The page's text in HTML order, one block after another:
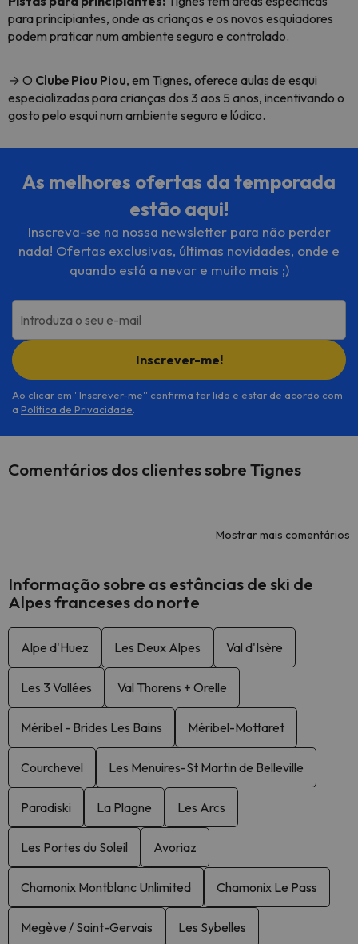
para principiantes, onde as crianças e os novos esquiadores
podem praticar num ambiente seguro e controlado.
→ O Clube Piou Piou, em Tignes, oferece aulas de esqui
especializadas para crianças dos 3 aos 5 anos, incentivando o
gosto pelo esqui num ambiente seguro e lúdico.
As melhores ofertas da temporada
estão aqui!
Inscreva-se na nossa newsletter para não perder
nada! Ofertas exclusivas, últimas novidades, onde e
quando está a nevar e muito mais ;)
Introduza o seu e-mail
Inscrever-me!
Ao clicar em ''Inscrever-me'' confirma ter lido e estar de acordo com
a Política de Privacidade.
Comentários dos clientes sobre Tignes
Mostrar mais comentários
Informação sobre as estâncias de ski de
Alpes franceses do norte
Alpe d'Huez Les Deux Alpes Val d'Isère
Les 3 Vallées Val Thorens + Orelle
Méribel - Brides Les Bains Méribel-Mottaret
Courchevel Les Menuires-St Martin de Belleville
Paradiski La Plagne Les Arcs
Les Portes du Soleil Avoriaz
Chamonix Montblanc Unlimited Chamonix Le Pass
Megève / Saint-Gervais Les Sybelles